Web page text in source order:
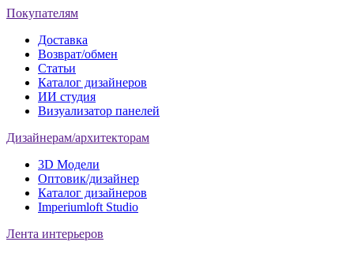
Покупателям
Доставка
Возврат/обмен
Статьи
Каталог дизайнеров
ИИ студия
Визуализатор панелей
Дизайнерам/архитекторам
3D Модели
Оптовик/дизайнер
Каталог дизайнеров
Imperiumloft Studio
Лента интерьеров